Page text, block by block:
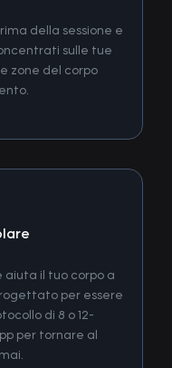
della sessione e
sulle tue
zone del corpo
aiuta il tuo corpo a
per essere
di 8 o 12-
per tornare al